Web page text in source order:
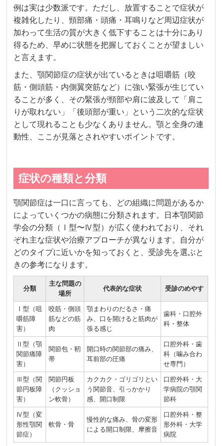
例は実は少数派です。ただし、放置することで症状が
複雑化したり、頸部痛・頭痛・耳鳴りなど周辺症状が
加わって生活の質が大きく低下することは十分にあり
得るため、早めに状態を把握しておくことが望ましい
と言えます。
また、顎関節症の症状が出ているときは咀嚼筋（咬
筋・側頭筋・内側翼突筋など）に強い緊張が生じてい
ることが多く、その緊張が頸部や肩に波及して「肩こ
りが取れない」「後頭部が重い」という二次的な症状
として現れることも少なくありません。顎と全身の連
動性、ここが見落とされやすいポイントです。
症状の種類と分類
顎関節症は一口に言っても、どの組織に問題があるか
によっていくつかの病態に分類されます。日本顎関節
学会の分類（Ⅰ型〜Ⅳ型）が広く使われており、それ
ぞれ主な症状や治療アプローチが異なります。自分が
どのタイプに近いかを知っておくと、受診先を選ぶと
きの参考になります。
分類
主な問題の
場所
代表的な症状 受診のめやす
Ⅰ型（咀
嚼筋障
害）
咬筋・側頭
筋などの筋
肉
顎まわりのだるさ・痛
み、口を開けると筋肉が
張る感じ
歯科・口腔外
科・整体
Ⅱ型（顎
関節痛障
害）
関節包・靭
帯
開口時の関節部の痛み、
耳前部の圧痛
口腔外科・歯
科（噛み合わ
せ専門）
Ⅲ型（関
節円板障
害）
関節円板
（クッショ
ン軟骨）
カクカク・ゴリゴリとい
う関節音、引っかかり
感、開口制限
口腔外科・大
学病院の顎関
節科
Ⅳ型（変
形性顎関
節症）
軟骨・骨
慢性的な痛み、骨の変形
による開口制限、摩擦音
口腔外科・整
形外科・大学
病院